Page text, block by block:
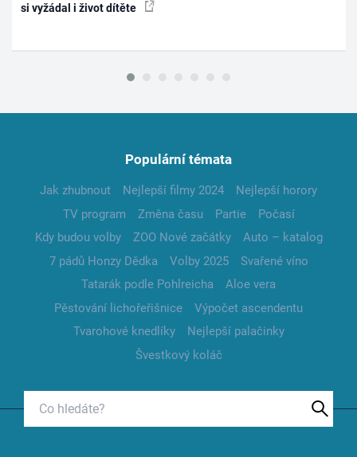
si vyžádal i život dítěte
Populární témata
Jak zhubnout Nejlepší filmy 2024
Nejlepší horory
TV program
Změna času Partie
Počasí
Kdy budou volby
ZOO Nové začátky
Auto – katalog
7 pádů Honzy Dědka
Volby 2025
Svařené víno
Tatarák podle Pohlreicha
Aloe vera
Pěstování lichořeřišnice
Výpočet ascendentu
Tvarohové knedlíky
Nejlepší palačinky
Švestkový koláč